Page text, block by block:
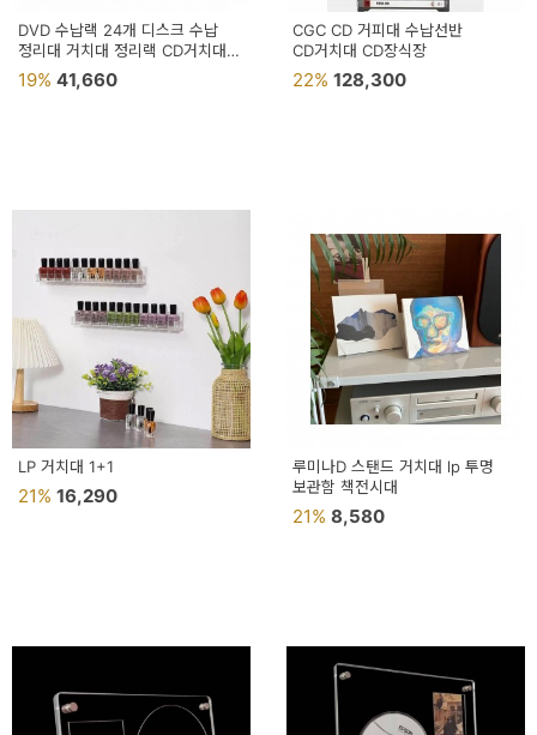
DVD 수납랙 24개 디스크 수납
정리대 거치대 정리랙 CD거치대
CD정리함
19% 41,660
CGC CD 거피대 수납선반
CD거치대 CD장식장
22% 128,300
LP 거치대 1+1
21% 16,290
루미나D 스탠드 거치대 lp 투명
보관함 책전시대
21% 8,580